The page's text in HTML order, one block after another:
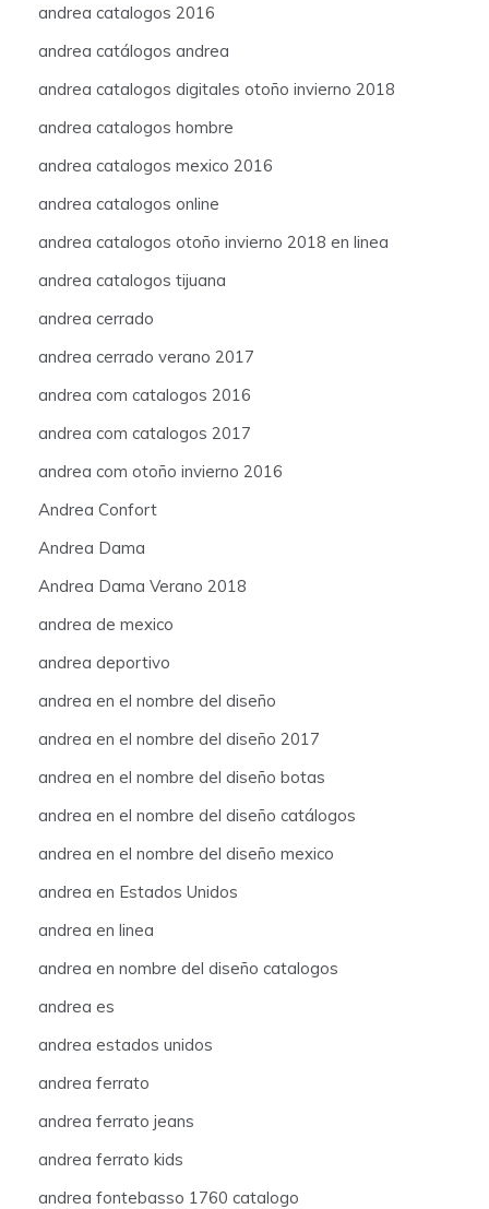
andrea catalogos 2016
andrea catálogos andrea
andrea catalogos digitales otoño invierno 2018
andrea catalogos hombre
andrea catalogos mexico 2016
andrea catalogos online
andrea catalogos otoño invierno 2018 en linea
andrea catalogos tijuana
andrea cerrado
andrea cerrado verano 2017
andrea com catalogos 2016
andrea com catalogos 2017
andrea com otoño invierno 2016
Andrea Confort
Andrea Dama
Andrea Dama Verano 2018
andrea de mexico
andrea deportivo
andrea en el nombre del diseño
andrea en el nombre del diseño 2017
andrea en el nombre del diseño botas
andrea en el nombre del diseño catálogos
andrea en el nombre del diseño mexico
andrea en Estados Unidos
andrea en linea
andrea en nombre del diseño catalogos
andrea es
andrea estados unidos
andrea ferrato
andrea ferrato jeans
andrea ferrato kids
andrea fontebasso 1760 catalogo